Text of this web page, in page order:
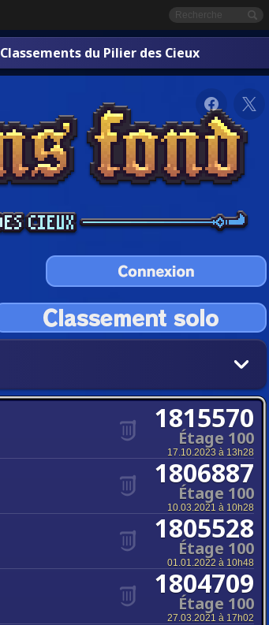
Classements du Pilier des Cieux
1815570
Étage 100
17.10.2023 à 13h28
1806887
Étage 100
10.03.2021 à 10h28
1805528
Étage 100
01.01.2022 à 10h48
1804709
Étage 100
27.03.2021 à 17h02